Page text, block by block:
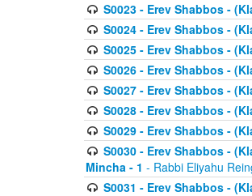
S0023 - Erev Shabbos -
S0024 - Erev Shabbos -
S0025 - Erev Shabbos -
S0026 - Erev Shabbos -
S0027 - Erev Shabbos -
S0028 - Erev Shabbos -
S0029 - Erev Shabbos -
S0030 - Erev Shabbos -
Mincha - 1 - Rabbi Eliyahu
S0031 - Erev Shabbos -